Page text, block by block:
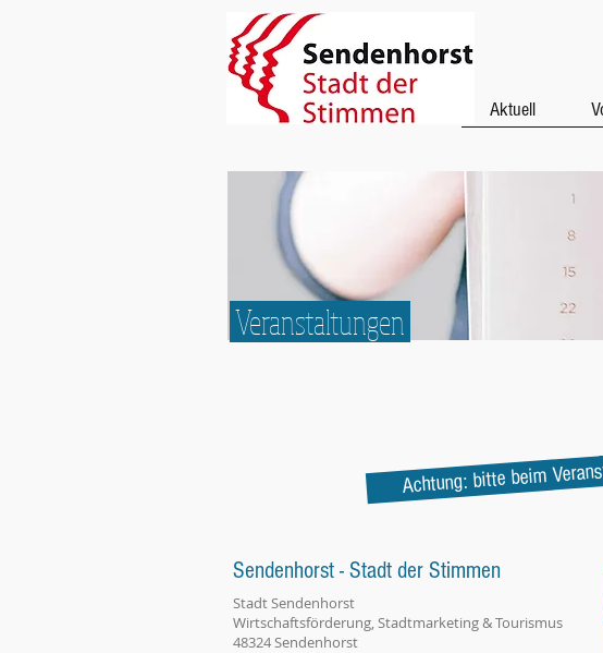
Aktuell
Veranstaltungen
Achtung: bitte beim
Sendenhorst - Stadt der Stimmen
Stadt Sendenhorst
Wirtschaftsförderung, Stadtmarketing & Tourismus
48324 Sendenhorst